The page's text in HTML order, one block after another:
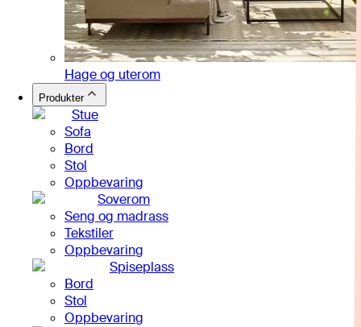
Hage og uterom
Produkter
Stue
Sofa
Bord
Stol
Oppbevaring
Soverom
Seng og madrass
Tekstiler
Oppbevaring
Spiseplass
Bord
Stol
Oppbevaring